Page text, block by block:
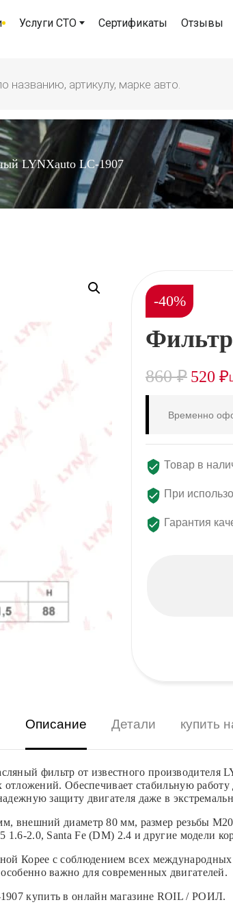
Услуги СТО Сертификаты Отзывы
LYNXauto LC-1907
-40%
860₽ 520 ₽
Временно
Товар в
При
Гарантия
Описание Детали купить
фильтр от известного
отложений. Обеспечивает стабильную
защиту двигателя даже в
внешний диаметр 80 мм, размер резьбы
2.0, Santa Fe (DM) 2.4 и другие модели
с соблюдением всех международных
важно для современных двигателей.
купить в онлайн магазине ROIL / РОИЛ.